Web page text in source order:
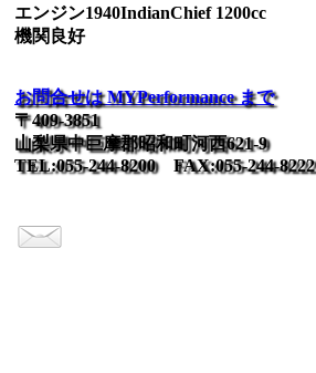
エンジン1940IndianChief 1200cc
機関良好
お問合せは MYPerformance まで
〒409-3851
山梨県中巨摩郡昭和町河西621-9
TEL:055-244-8200 FAX:055-244-8222